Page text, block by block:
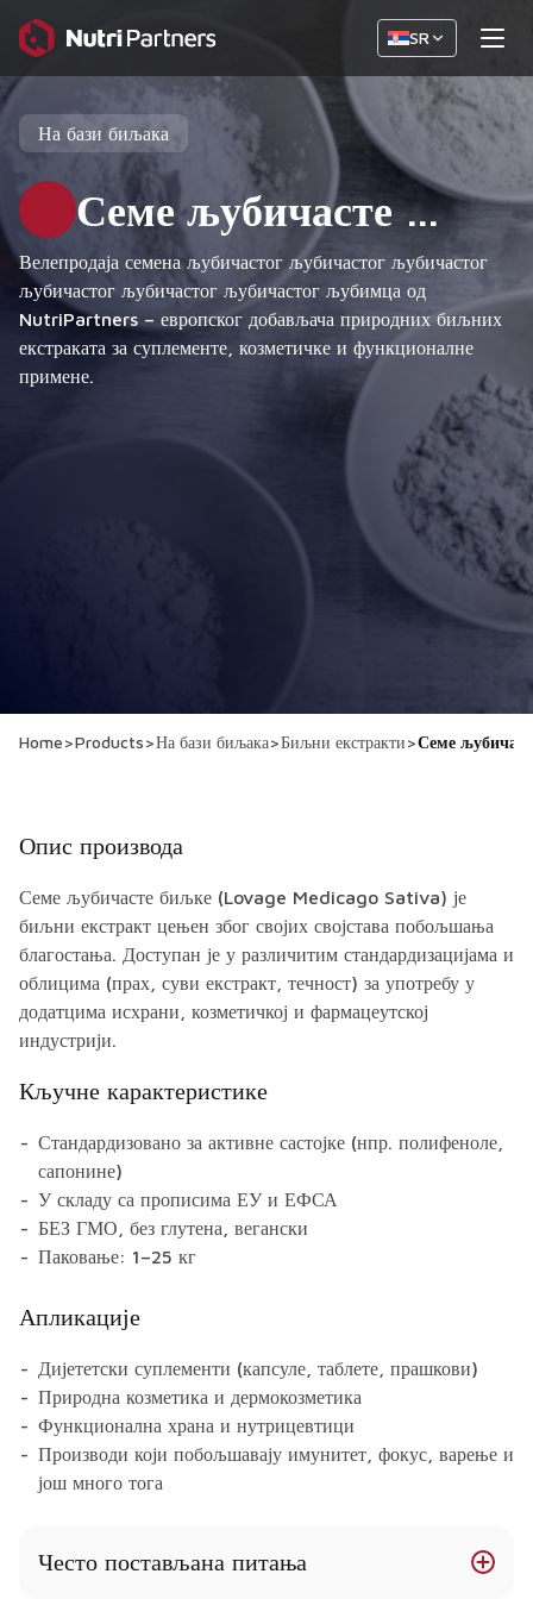
SR
На бази биљака
Семе љубичасте …
Велепродаја семена љубичастог љубичастог љубичастог
љубичастог љубичастог љубичастог љубимца од
NutriPartners – европског добављача природних биљних
екстраката за суплементе, козметичке и функционалне
примене.
Home>Products>На бази биљака>Биљни екстракти>Семе
Опис производа
Семе љубичасте биљке (Lovage Medicago Sativa) је
биљни екстракт цењен због својих својстава побољшања
благостања. Доступан је у различитим стандардизацијама и
облицима (прах, суви екстракт, течност) за употребу у
додатцима исхрани, козметичкој и фармацеутској
индустрији.
Кључне карактеристике
Стандардизовано за активне састојке (нпр. полифеноле,
сапонине)
У складу са прописима ЕУ и ЕФСА
БЕЗ ГМО, без глутена, вегански
Паковање: 1–25 кг
Апликације
Дијететски суплементи (капсуле, таблете, прашкови)
Природна козметика и дермокозметика
Функционална храна и нутрицевтици
Производи који побољшавају имунитет, фокус, варење и
још много тога
Често постављана питања